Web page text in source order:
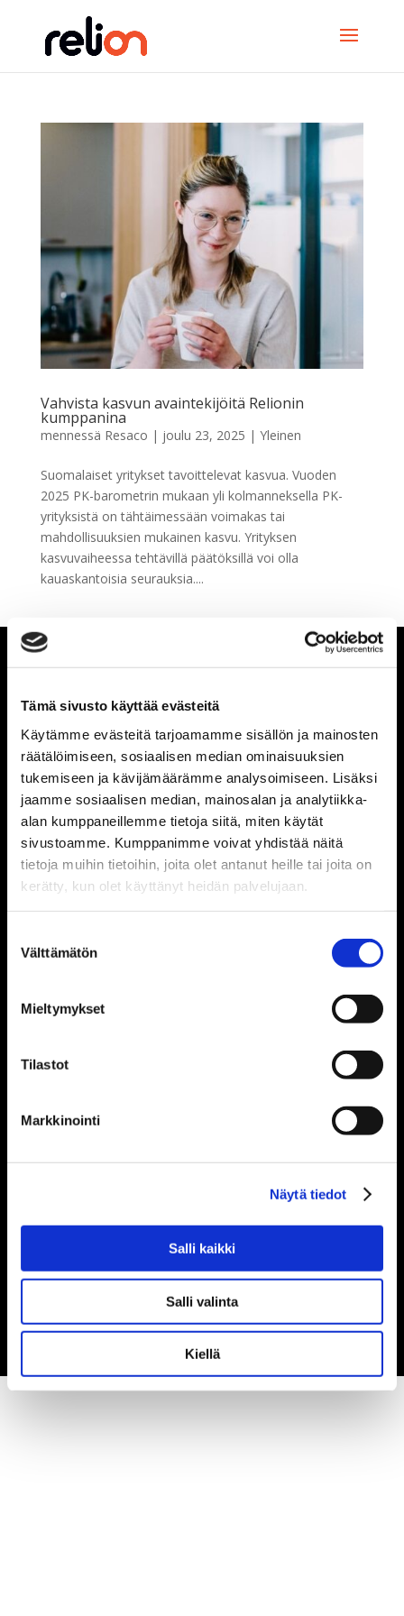
Tämä sivusto käyttää evästeitä
Käytämme evästeitä tarjoamamme sisällön ja mainosten
räätälöimiseen, sosiaalisen median ominaisuuksien
tukemiseen ja kävijämäärämme analysoimiseen. Lisäksi
jaamme sosiaalisen median, mainosalan ja analytiikka-
alan kumppaneillemme tietoja siitä, miten käytät
sivustoamme. Kumppanimme voivat yhdistää näitä
tietoja muihin tietoihin, joita olet antanut heille tai joita on
kerätty, kun olet käyttänyt heidän palvelujaan.
valinta
Välttämätön
Mieltymykset
Tilastot
Markkinointi
Näytä tiedot
Salli kaikki
Salli valinta
Kiellä
Vahvista kasvun avaintekijöitä Relionin
kumppanina
mennessä Resaco | joulu 23, 2025 | Yleinen
Suomalaiset yritykset tavoittelevat kasvua. Vuoden
2025 PK-barometrin mukaan yli kolmanneksella PK-
yrityksistä on tähtäimessään voimakas tai
mahdollisuuksien mukainen kasvu. Yrityksen
kasvuvaiheessa tehtävillä päätöksillä voi olla
kauaskantoisia seurauksia....
Palvelut
Palkanlaskenta
Lakipalvelut
Relion Oy
Toimipisteemme sijaitsevat Savonlinnassa, Imatralla ja
Lappeenrannassa. Olemme
Netvisor Premium Plus
Verkkolaskuosoite
OVT-tunnus: 003729520253
Operaattoritunnus: 003721291126 (Maventa)